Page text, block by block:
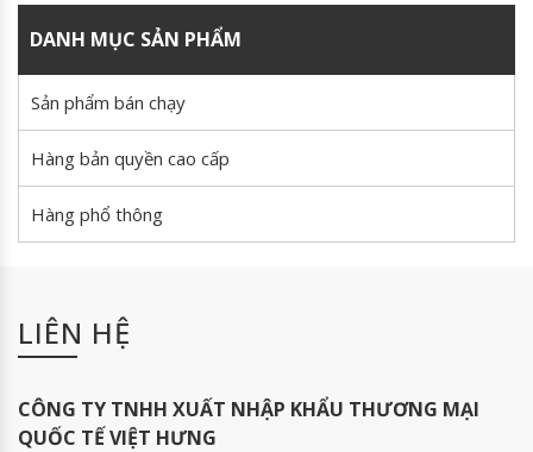
DANH MỤC SẢN PHẨM
Sản phẩm bán chạy
Hàng bản quyền cao cấp
Hàng phổ thông
LIÊN HỆ
CÔNG TY TNHH XUẤT NHẬP KHẨU THƯƠNG MẠI
QUỐC TẾ VIỆT HƯNG